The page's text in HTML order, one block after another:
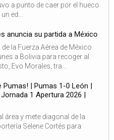
a punto de caer por el hueco
ed...
anuncia su partida a México
la Fuerza Aérea de México
a Bolivia para recoger al
Evo Morales, tra...
Pumas! | Pumas 1-0 León |
1 Apertura 2026 |
área y mete diagonal de la
Selene Cortés para